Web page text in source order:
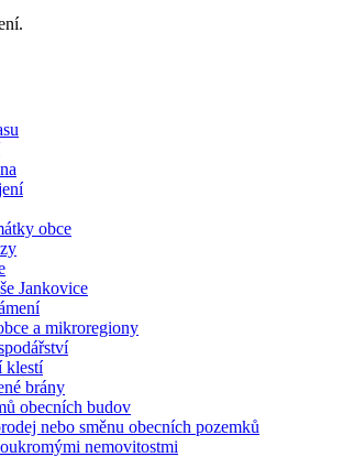
obce
Jankovice
a mikroregiony
klestí
brány
obecních budov
nebo směnu obecních pozemků
nemovitostmi